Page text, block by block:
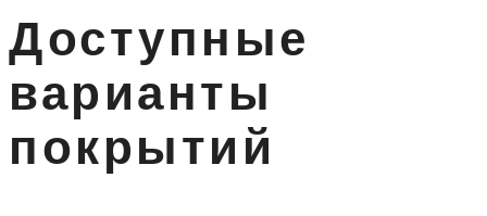
Доступные
варианты
покрытий